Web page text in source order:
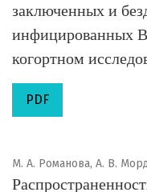
заключенных и
инфицированных
когортном
PDF
М. А. Романова, А. В.